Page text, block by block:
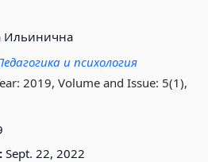
Ильинична
и психология
2019, Volume and Issue: 5(1),
Sept. 22, 2022